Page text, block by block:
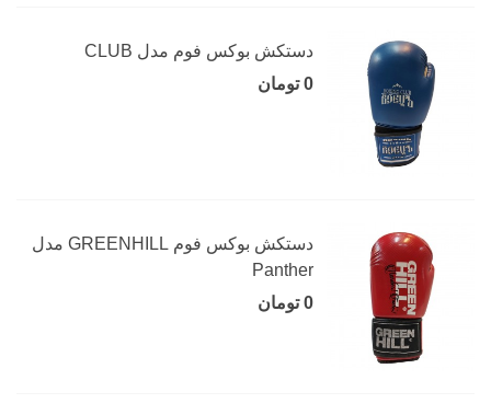
دستکش بوکس فوم مدل CLUB
0 تومان
دستکش بوکس فوم GREENHILL مدل
Panther
0 تومان